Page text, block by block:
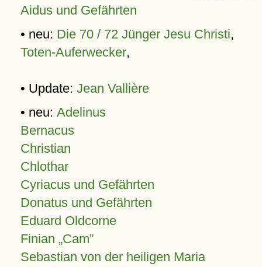
Aidus und Gefährten
• neu: Die 70 / 72 Jünger Jesu Christi,
Toten-Auferwecker,
• Update: Jean Vallière
• neu: Adelinus
Bernacus
Christian
Chlothar
Cyriacus und Gefährten
Donatus und Gefährten
Eduard Oldcorne
Finian Cam
Sebastian von der heiligen Maria